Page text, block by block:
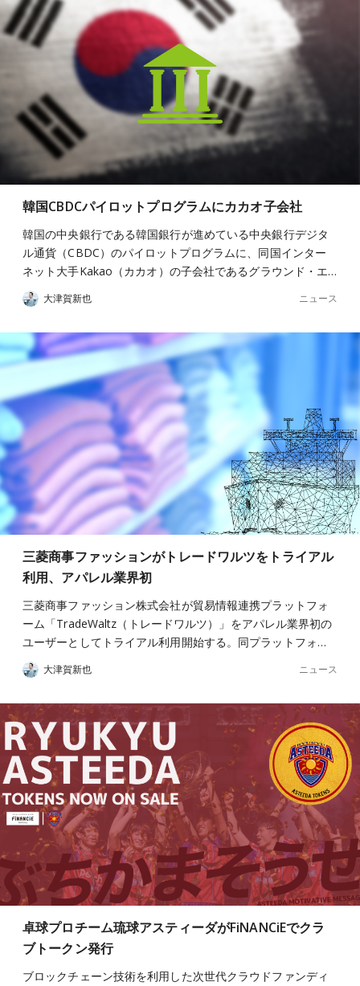
韓国CBDCパイロットプログラムにカカオ子会社
韓国の中央銀行である韓国銀行が進めている中央銀行デジタ
ル通貨（CBDC）のパイロットプログラムに、同国インター
ネット大手Kakao（カカオ）の子会社であるグラウンド・エ…
大津賀新也 ニュース
三菱商事ファッションがトレードワルツをトライアル
利用、アパレル業界初
三菱商事ファッション株式会社が貿易情報連携プラットフォ
ーム「TradeWaltz（トレードワルツ）」をアパレル業界初の
ユーザーとしてトライアル利用開始する。同プラットフォ…
大津賀新也 ニュース
卓球プロチーム琉球アスティーダがFiNANCiEでクラ
ブトークン発行
ブロックチェーン技術を利用した次世代クラウドファンディ